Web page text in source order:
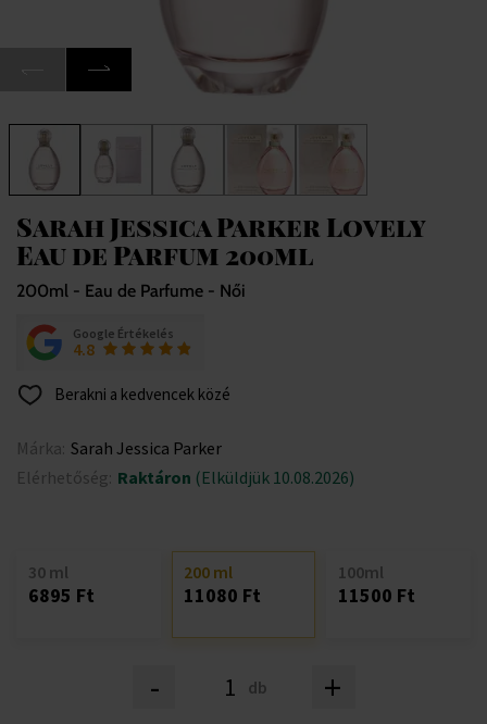
Sarah Jessica Parker Lovely
Eau de Parfum 200ml
200ml - Eau de Parfume - Női
Google Értékelés
4.8
Berakni a kedvencek közé
Márka: Sarah Jessica Parker
Elérhetőség: Raktáron (Elküldjük 10.08.2026)
- db +
30 ml
6895 Ft
200 ml
11080 Ft
100ml
11500 Ft